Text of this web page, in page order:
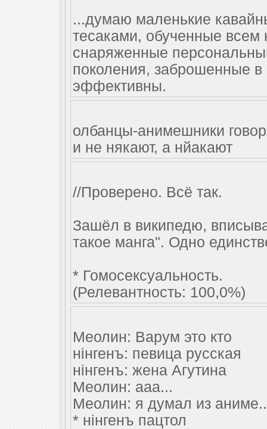
...думаю маленькие
тесаками, обученные
снаряженные
поколения, заброшенные в
эффективны.
олбанцы-анимешники
и не някают, а нйакают
//Проверено. Всё так.
Зашёл в википедю,
такое манга". Одно
* Гомосексуальность.
(Релевантность: 100,0%)
Меолин: Варум это кто
нiнгенъ: певица русская
нiнгенъ: жена Агутина
Меолин: ааа...
Меолин: я думал из
* нiнгенъ пацтол